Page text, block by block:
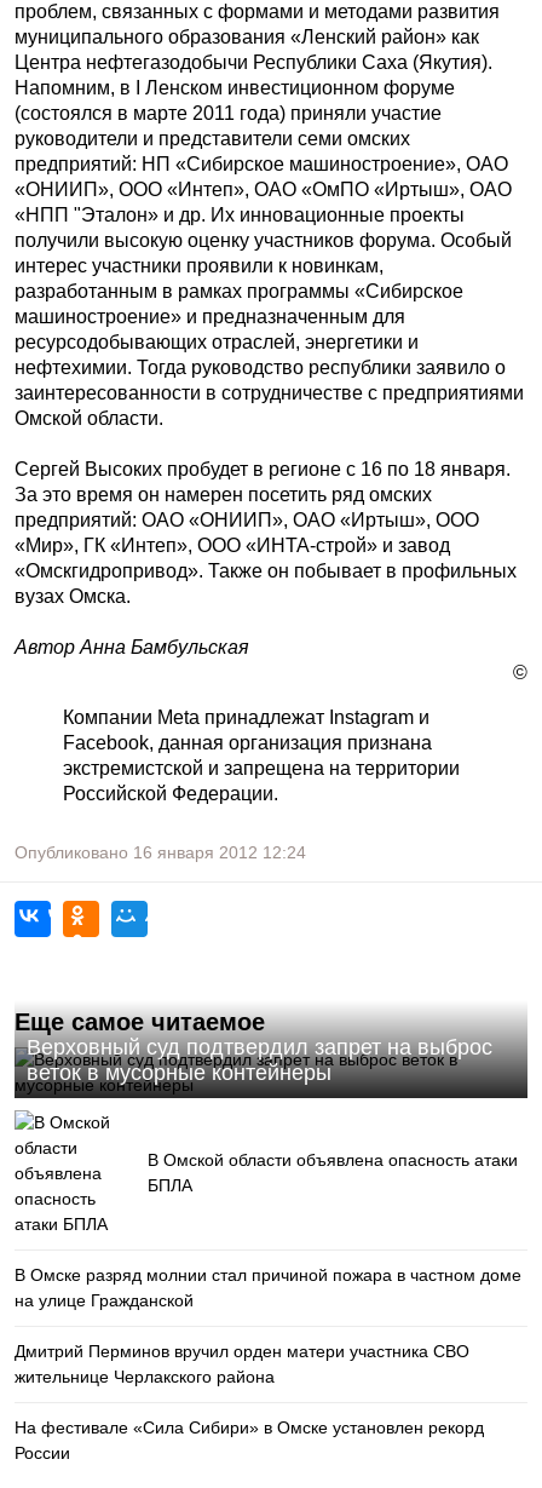
проблем, связанных с формами и методами развития
муниципального образования «Ленский район» как
Центра нефтегазодобычи Республики Саха (Якутия).
Напомним, в I Ленском инвестиционном форуме
(состоялся в марте 2011 года) приняли участие
руководители и представители семи омских
предприятий: НП «Сибирское машиностроение», ОАО
«ОНИИП», ООО «Интеп», ОАО «ОмПО «Иртыш», ОАО
«НПП "Эталон» и др. Их инновационные проекты
получили высокую оценку участников форума. Особый
интерес участники проявили к новинкам,
разработанным в рамках программы «Сибирское
машиностроение» и предназначенным для
ресурсодобывающих отраслей, энергетики и
нефтехимии. Тогда руководство республики заявило о
заинтересованности в сотрудничестве с предприятиями
Омской области.
Сергей Высоких пробудет в регионе с 16 по 18 января.
За это время он намерен посетить ряд омских
предприятий: ОАО «ОНИИП», ОАО «Иртыш», ООО
«Мир», ГК «Интеп», ООО «ИНТА-строй» и завод
«Омскгидропривод». Также он побывает в профильных
вузах Омска.
Автор Анна Бамбульская
©
Компании Meta принадлежат Instagram и
Facebook, данная организация признана
экстремистской и запрещена на территории
Российской Федерации.
Опубликовано 16 января 2012 12:24
Еще самое читаемое
Верховный суд подтвердил запрет на выброс
веток в мусорные контейнеры
В Омской области объявлена опасность атаки
БПЛА
В Омске разряд молнии стал причиной пожара в частном доме
на улице Гражданской
Дмитрий Перминов вручил орден матери участника СВО
жительнице Черлакского района
На фестивале «Сила Сибири» в Омске установлен рекорд
России